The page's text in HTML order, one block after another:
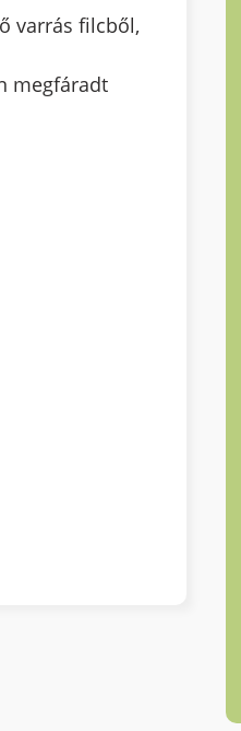
varrás filcből,
megfáradt